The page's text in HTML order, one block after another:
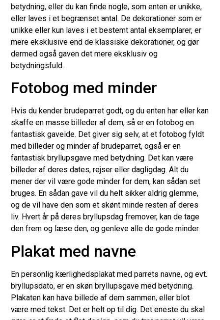
betydning, eller du kan finde nogle, som enten er unikke,
eller laves i et begrænset antal. De dekorationer som er
unikke eller kun laves i et bestemt antal eksemplarer, er
mere eksklusive end de klassiske dekorationer, og gør
dermed også gaven det mere eksklusiv og
betydningsfuld.
Fotobog med minder
Hvis du kender brudeparret godt, og du enten har eller kan
skaffe en masse billeder af dem, så er en fotobog en
fantastisk gaveide. Det giver sig selv, at et fotobog fyldt
med billeder og minder af brudeparret, også er en
fantastisk bryllupsgave med betydning. Det kan være
billeder af deres dates, rejser eller dagligdag. Alt du
mener der vil være gode minder for dem, kan sådan set
bruges. En sådan gave vil du helt sikker aldrig glemme,
og de vil have den som et skønt minde resten af deres
liv. Hvert år på deres bryllupsdag fremover, kan de tage
den frem og læse den, og genleve alle de gode minder.
Plakat med navne
En personlig kærlighedsplakat med parrets navne, og evt.
bryllupsdato, er en skøn bryllupsgave med betydning.
Plakaten kan have billede af dem sammen, eller blot
være med tekst. Det er helt op til dig. Det eneste du skal